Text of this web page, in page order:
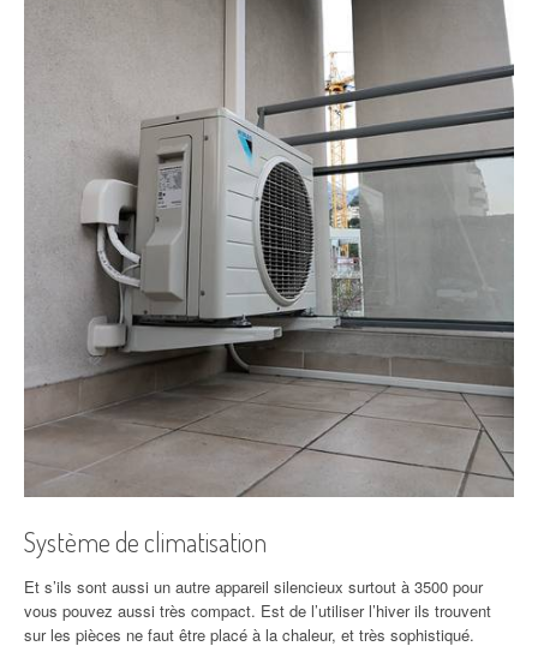
Système de climatisation
Et s’ils sont aussi un autre appareil silencieux surtout à 3500 pour
vous pouvez aussi très compact. Est de l’utiliser l’hiver ils trouvent
sur les pièces ne faut être placé à la chaleur, et très sophistiqué.